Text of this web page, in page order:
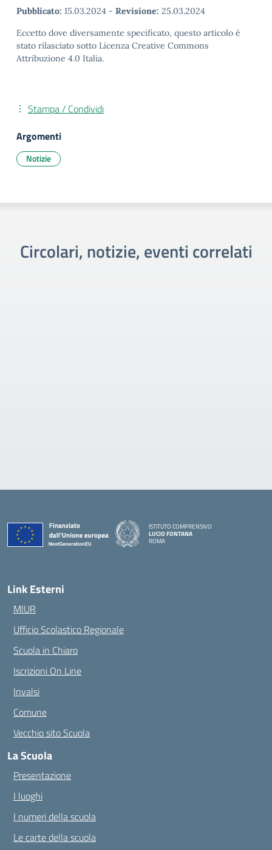
Pubblicato: 15.03.2024 - Revisione: 25.03.2024
Eccetto dove diversamente specificato, questo articolo è
stato rilasciato sotto Licenza Creative Commons
Attribuzione 4.0 Italia.
Stampa / Condividi
Argomenti
Notizie
Circolari, notizie, eventi correlati
ISTITUTO COMPRENSIVO
LUCIO FONTANA
ROMA
Link Esterni
MIUR
Ufficio Scolastico Regionale
Scuola in Chiaro
Iscrizioni On Line
Invalsi
Comune
Vecchio sito Scuola
La Scuola
Presentazione
I luoghi
I numeri della scuola
Le carte della scuola